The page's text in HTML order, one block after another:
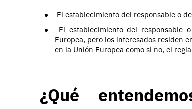
El establecimiento del responsable o
El establecimiento del responsable
Europea, pero los interesados residen
en la Unión Europea como si no, el
¿Qué